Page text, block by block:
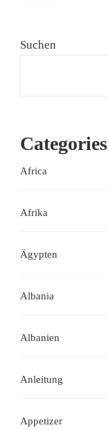
Suchen
Categories
Africa
Afrika
Ägypten
Albania
Albanien
Anleitung
Appetizer